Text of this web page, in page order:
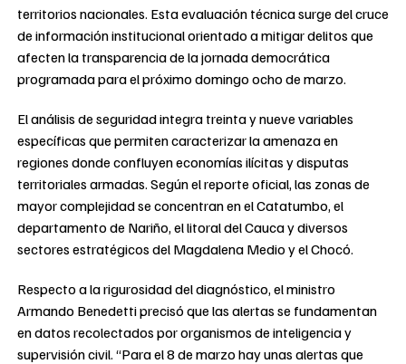
territorios nacionales. Esta evaluación técnica surge del cruce
de información institucional orientado a mitigar delitos que
afecten la transparencia de la jornada democrática
programada para el próximo domingo ocho de marzo.
El análisis de seguridad integra treinta y nueve variables
específicas que permiten caracterizar la amenaza en
regiones donde confluyen economías ilícitas y disputas
territoriales armadas. Según el reporte oficial, las zonas de
mayor complejidad se concentran en el Catatumbo, el
departamento de Nariño, el litoral del Cauca y diversos
sectores estratégicos del Magdalena Medio y el Chocó.
Respecto a la rigurosidad del diagnóstico, el ministro
Armando Benedetti precisó que las alertas se fundamentan
en datos recolectados por organismos de inteligencia y
supervisión civil. “Para el 8 de marzo hay unas alertas que